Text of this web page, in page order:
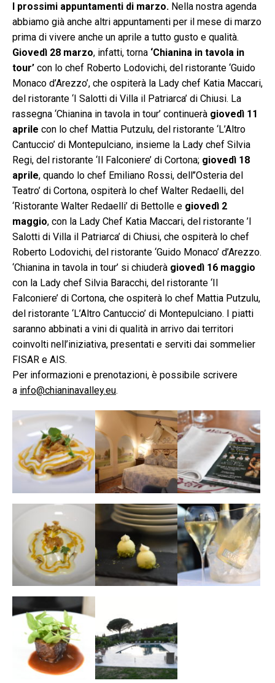
I prossimi appuntamenti di marzo. Nella nostra agenda
abbiamo già anche altri appuntamenti per il mese di marzo
prima di vivere anche un aprile a tutto gusto e qualità.
Giovedì 28 marzo, infatti, torna ‘Chianina in tavola in
tour’ con lo chef Roberto Lodovichi, del ristorante ‘Guido
Monaco d’Arezzo’, che ospiterà la Lady chef Katia Maccari,
del ristorante ‘I Salotti di Villa il Patriarca’ di Chiusi. La
rassegna ‘Chianina in tavola in tour’ continuerà giovedì 11
aprile con lo chef Mattia Putzulu, del ristorante ‘L’Altro
Cantuccio’ di Montepulciano, insieme la Lady chef Silvia
Regi, del ristorante ‘Il Falconiere’ di Cortona; giovedì 18
aprile, quando lo chef Emiliano Rossi, dell’’Osteria del
Teatro’ di Cortona, ospiterà lo chef Walter Redaelli, del
‘Ristorante Walter Redaelli’ di Bettolle e giovedì 2
maggio, con la Lady Chef Katia Maccari, del ristorante ’I
Salotti di Villa il Patriarca’ di Chiusi, che ospiterà lo chef
Roberto Lodovichi, del ristorante ‘Guido Monaco’ d’Arezzo.
‘Chianina in tavola in tour’ si chiuderà giovedì 16 maggio
con la Lady chef Silvia Baracchi, del ristorante ‘Il
Falconiere’ di Cortona, che ospiterà lo chef Mattia Putzulu,
del ristorante ‘L’Altro Cantuccio’ di Montepulciano. I piatti
saranno abbinati a vini di qualità in arrivo dai territori
coinvolti nell’iniziativa, presentati e serviti dai sommelier
FISAR e AIS.
Per informazioni e prenotazioni, è possibile scrivere
a info@chianinavalley.eu.